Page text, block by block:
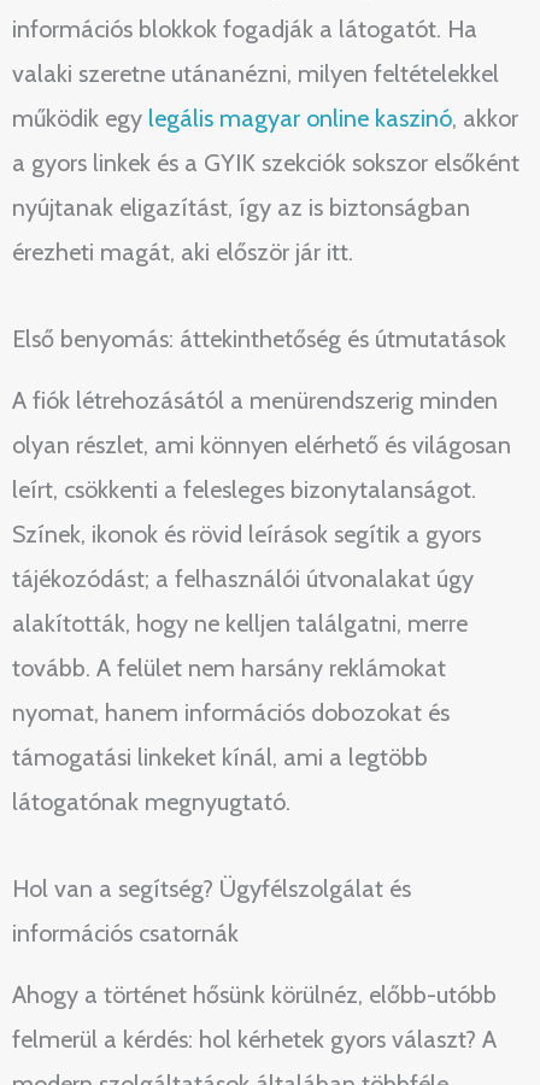
információs blokkok fogadják a látogatót. Ha
valaki szeretne utánanézni, milyen feltételekkel
működik egy legális magyar online kaszinó, akkor
a gyors linkek és a GYIK szekciók sokszor elsőként
nyújtanak eligazítást, így az is biztonságban
érezheti magát, aki először jár itt.
Első benyomás: áttekinthetőség és útmutatások
A fiók létrehozásától a menürendszerig minden
olyan részlet, ami könnyen elérhető és világosan
leírt, csökkenti a felesleges bizonytalanságot.
Színek, ikonok és rövid leírások segítik a gyors
tájékozódást; a felhasználói útvonalakat úgy
alakították, hogy ne kelljen találgatni, merre
tovább. A felület nem harsány reklámokat
nyomat, hanem információs dobozokat és
támogatási linkeket kínál, ami a legtöbb
látogatónak megnyugtató.
Hol van a segítség? Ügyfélszolgálat és
információs csatornák
Ahogy a történet hősünk körülnéz, előbb-utóbb
felmerül a kérdés: hol kérhetek gyors választ? A